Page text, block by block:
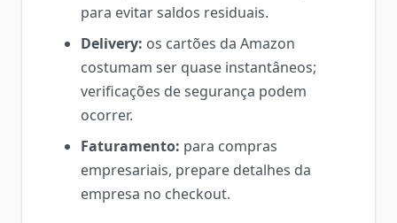
para evitar saldos residuais.
Delivery: os cartões da Amazon
costumam ser quase instantâneos;
verificações de segurança podem
ocorrer.
Faturamento: para compras
empresariais, prepare detalhes da
empresa no checkout.